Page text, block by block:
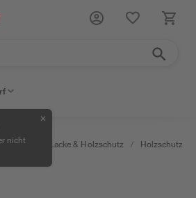
nicht
✕
/ Farben, Lacke & Holzschutz / Holzschutz &